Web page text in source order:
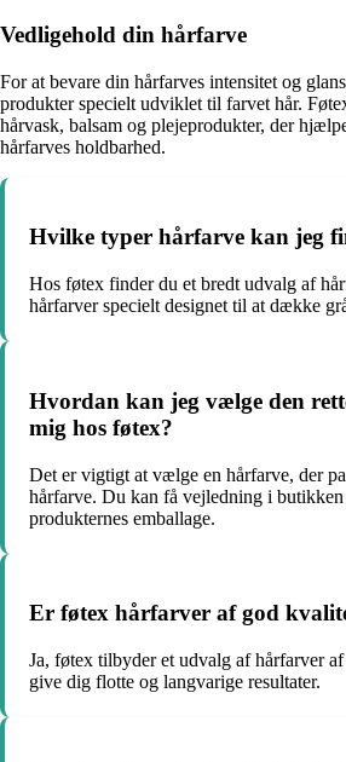
Vedligehold din hårfarve
For at bevare din hårfarves intensitet og
produkter specielt udviklet til farvet hår.
hårvask, balsam og plejeprodukter, der
hårfarves holdbarhed.
Hvilke typer hårfarve kan jeg
Hos føtex finder du et bredt udvalg af
hårfarver specielt designet til at dække
Hvordan kan jeg vælge den
mig hos føtex?
Det er vigtigt at vælge en hårfarve, der
hårfarve. Du kan få vejledning i
produkternes emballage.
Er føtex hårfarver af god
Ja, føtex tilbyder et udvalg af hårfarver
give dig flotte og langvarige resultater.